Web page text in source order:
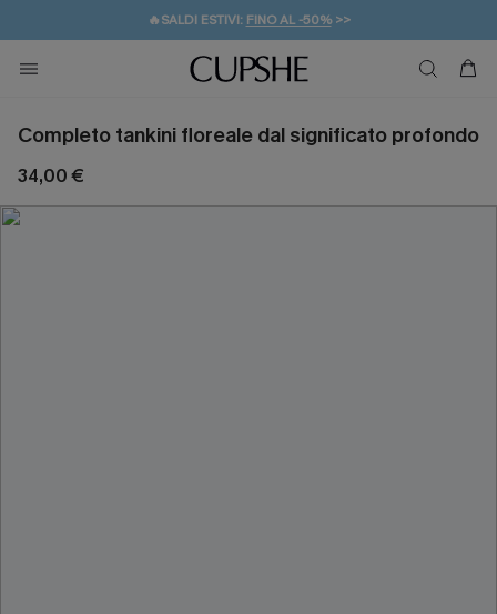
🔥SALDI ESTIVI: FINO AL -50%>>
🚚SPEDIZIONE GRATUITA DA 49€
💌REGALO PER I NUOVI: 20% DI SCONTO*
Completo tankini floreale dal significato profondo
34,00 €